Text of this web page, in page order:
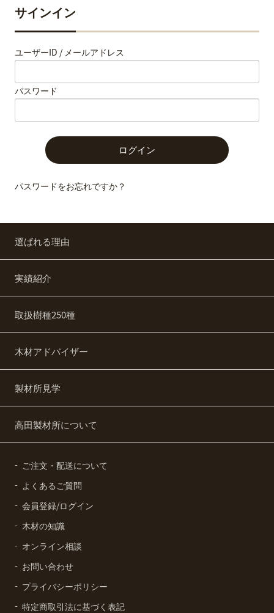
サインイン
ユーザーID / メールアドレス
パスワード
パスワードをお忘れですか？
選ばれる理由
実績紹介
取扱樹種250種
木材アドバイザー
製材所見学
高田製材所について
ご注文・配送について
よくあるご質問
会員登録/ログイン
木材の知識
オンライン相談
お問い合わせ
プライバシーポリシー
特定商取引法に基づく表記